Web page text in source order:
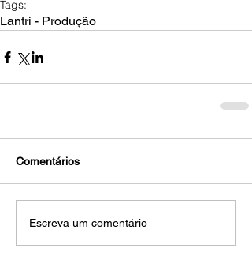
Tags:
Lantri - Produção
Comentários
Escreva um comentário